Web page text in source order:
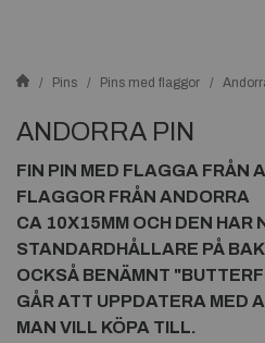
Pins Pins med flaggor
ANDORRA PIN
FIN PIN MED FLAGGA FRÅN
FLAGGOR FRÅN ANDORRA
CA 10X15MM OCH DEN HAR
STANDARDHÅLLARE PÅ
OCKSÅ BENÄMNT
GÅR ATT UPPDATERA MED
MAN VILL KÖPA TILL.